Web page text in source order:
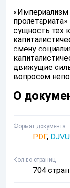
«Империализм
сущность тех
смену
движущие
вопросом
О
Формат документа
PDF, DJVU
Кол-во страниц
704